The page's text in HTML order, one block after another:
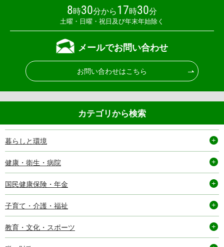
8時30分から17時30分
土曜・日曜・祝日及び年末年始除く
メールでお問い合わせ
お問い合わせはこちら
カテゴリから検索
暮らしと環境
健康・衛生・病院
国民健康保険・年金
子育て・介護・福祉
教育・文化・スポーツ